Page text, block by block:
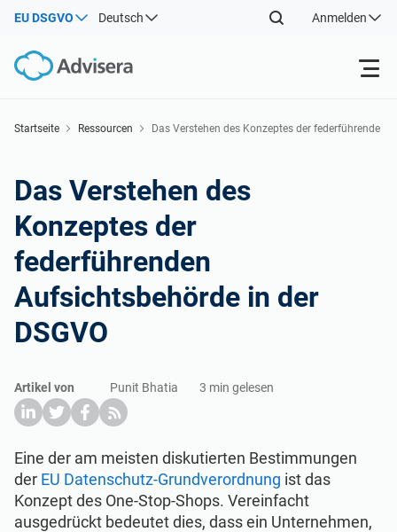
EU DSGVO Deutsch Anmelden
NIS2
DORA
ISO 42001
EU DSGVO
ISO 9001
ISO 14001
Nach Typ
Wo fängt man an
Sonstiges
Industrien
Berater
IT und SaaS Unternehmen
Kritische Infrastruktur
Herstellung
Transport und Vertrieb
Über uns
Kontakt
Beginen
Startseite Ressourcen
Das Verstehen des Konzeptes der federführende
Das Verstehen des
Konzeptes der
federführenden
Aufsichtsbehörde in der
DSGVO
Artikel von Punit Bhatia 3 min gelesen
Eine der am meisten diskutierten Bestimmungen
der EU Datenschutz-Grundverordnung ist das
Konzept des One-Stop-Shops. Vereinfacht
ausgedrückt bedeutet dies, dass ein Unternehmen,